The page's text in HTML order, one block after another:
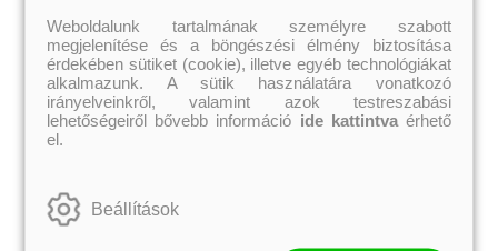
Külföldiek
Brigid Kemmerer
Cassandra Clare
Colleen Hoover
Elle Kennedy
Erin Watt
Holly Webb
Jenny Han
Leigh Bardugo
Maggie Stiefvater
Magyarok
Ashley Carrigan
Benina
Bessenyei Gábor
Bodor Attila
Böszörményi Gyula
Weboldalunk tartalmának személyre szabott
megjelenítése és a böngészési élmény biztosítása
érdekében sütiket (cookie), illetve egyéb technológiákat
alkalmazunk. A sütik használatára vonatkozó
irányelveinkről, valamint azok testreszabási
lehetőségeiről bővebb információ ide kattintvaérhető
el.
Beállítások